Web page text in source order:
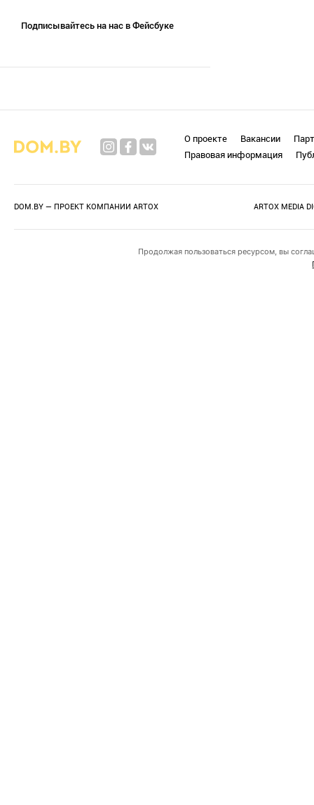
Подписывайтесь на нас в Фейсбуке
О проекте Вакансии
Правовая информация
DOM.BY — ПРОЕКТ КОМПАНИИ ARTOX ARTOX MEDIA
Продолжая пользоваться ресурсом, вы